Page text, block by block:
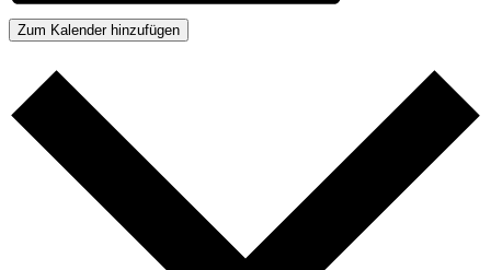
Zum Kalender hinzufügen